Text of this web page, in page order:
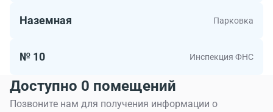
Наземная Парковка
№ 10 Инспекция ФНС
Доступно 0 помещений
Позвоните нам для получения информации о